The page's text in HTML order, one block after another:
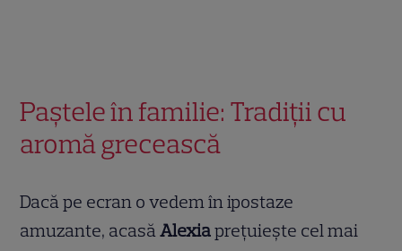
Paștele în familie: Tradiții cu
aromă grecească
Dacă pe ecran o vedem în ipostaze
amuzante, acasăAlexiaprețuiește cel mai